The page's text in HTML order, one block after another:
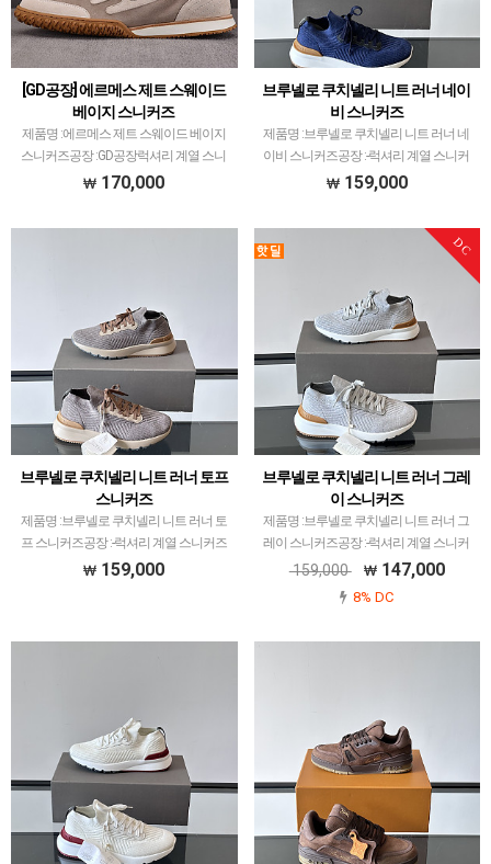
[GD공장] 에르메스 제트 스웨이드
베이지 스니커즈
제품명 :에르메스 제트 스웨이드 베이지
스니커즈공장 :GD공장럭셔리 계열 스니
커즈는 메이저 공장에서 취급되는 모델 많
170,000
브루넬로 쿠치넬리 니트 러너 네이
비 스니커즈
제품명 :브루넬로 쿠치넬리 니트 러너 네
이비 스니커즈공장 :-럭셔리 계열 스니커
즈는 메이저 공장에서 취급되는 모델 많이
159,000
브루넬로 쿠치넬리 니트 러너 토프
스니커즈
제품명 :브루넬로 쿠치넬리 니트 러너 토
프 스니커즈공장 :-럭셔리 계열 스니커즈
는 메이저 공장에서 취급되는 모델 많이
159,000
DC
브루넬로 쿠치넬리 니트 러너 그레
이 스니커즈
제품명 :브루넬로 쿠치넬리 니트 러너 그
레이 스니커즈공장 :-럭셔리 계열 스니커
즈는 메이저 공장에서 취급되는 모델 많이
장과제가 현지에서 직접 발품 팔으며 체크
159,000 147,000
8% DC